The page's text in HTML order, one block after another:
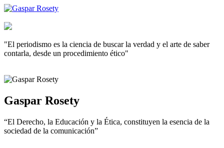
"El periodismo es la ciencia de buscar la verdad y el arte de saber
contarla, desde un procedimiento ético"
Gaspar Rosety
“El Derecho, la Educación y la Ética, constituyen la esencia de la
sociedad de la comunicación”